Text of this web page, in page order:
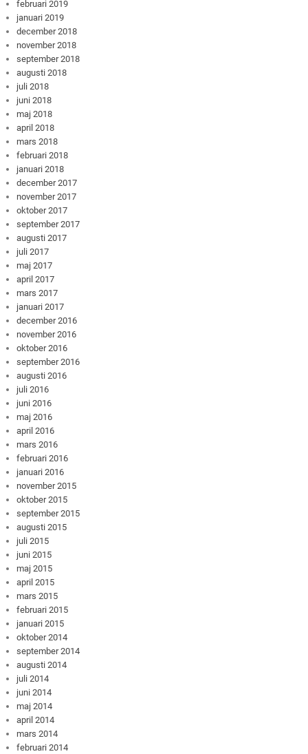
februari 2019
januari 2019
december 2018
november 2018
september 2018
augusti 2018
juli 2018
juni 2018
maj 2018
april 2018
mars 2018
februari 2018
januari 2018
december 2017
november 2017
oktober 2017
september 2017
augusti 2017
juli 2017
maj 2017
april 2017
mars 2017
januari 2017
december 2016
november 2016
oktober 2016
september 2016
augusti 2016
juli 2016
juni 2016
maj 2016
april 2016
mars 2016
februari 2016
januari 2016
november 2015
oktober 2015
september 2015
augusti 2015
juli 2015
juni 2015
maj 2015
april 2015
mars 2015
februari 2015
januari 2015
oktober 2014
september 2014
augusti 2014
juli 2014
juni 2014
maj 2014
april 2014
mars 2014
februari 2014